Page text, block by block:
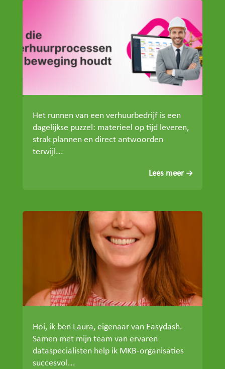
Het runnen van een verhuurbedrijf is een
dagelijkse puzzel: materieel op tijd leveren,
strak plannen en direct antwoorden
terwijl...
Lees meer
Hoi, ik ben Laura, eigenaar van Easydash.
Samen met mijn team van ervaren
dataspecialisten help ik MKB-organisaties
succesvol...